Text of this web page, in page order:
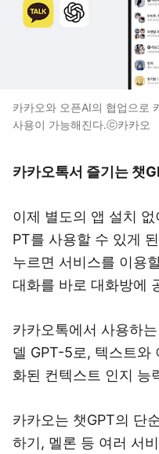
카카오와 오픈AI의 협업으로
사용이 가능해진다.ⓒ카카오
카카오톡서 즐기는 챗
이제 별도의 앱 설치
PT를 사용할 수 있게
누르면 서비스를 이용
대화를 바로 대화방에
카카오톡에서 사용하
델 GPT-5로, 텍스트와
화된 컨텍스트 인지 능
카카오는 챗GPT의 단
하기, 멜론 등 여러 서